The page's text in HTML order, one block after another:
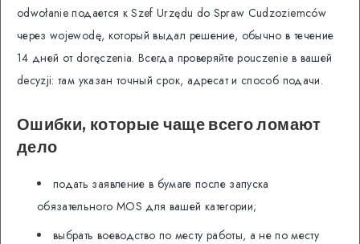
odwołanie подается к Szef Urzędu do Spraw Cudzoziemców
через wojewodę, который выдал решение, обычно в течение
14 дней от doręczenia. Всегда проверяйте pouczenie в вашей
decyzji: там указан точный срок, адресат и способ подачи.
Ошибки, которые чаще всего ломают
дело
подать заявление в бумаге после запуска
обязательного MOS для вашей категории;
выбрать воеводство по месту работы, а не по месту